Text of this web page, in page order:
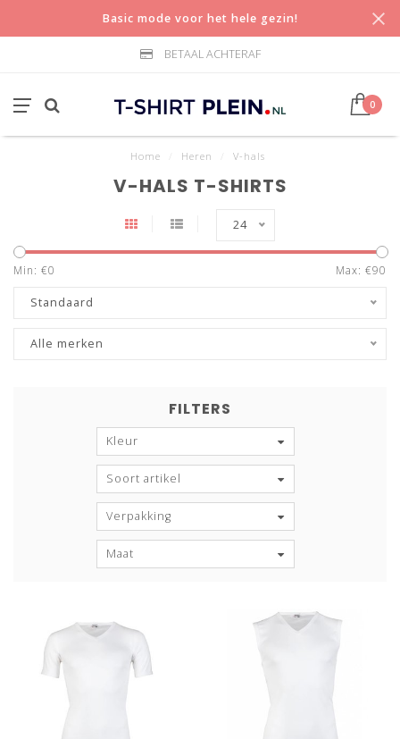
Basic mode voor het hele gezin!
BETAAL ACHTERAF
0
Home Heren V-hals
V-HALS T-SHIRTS
24
Min: €0 Max: €90
Standaard
Alle merken
FILTERS
Kleur
Soort artikel
Verpakking
Maat